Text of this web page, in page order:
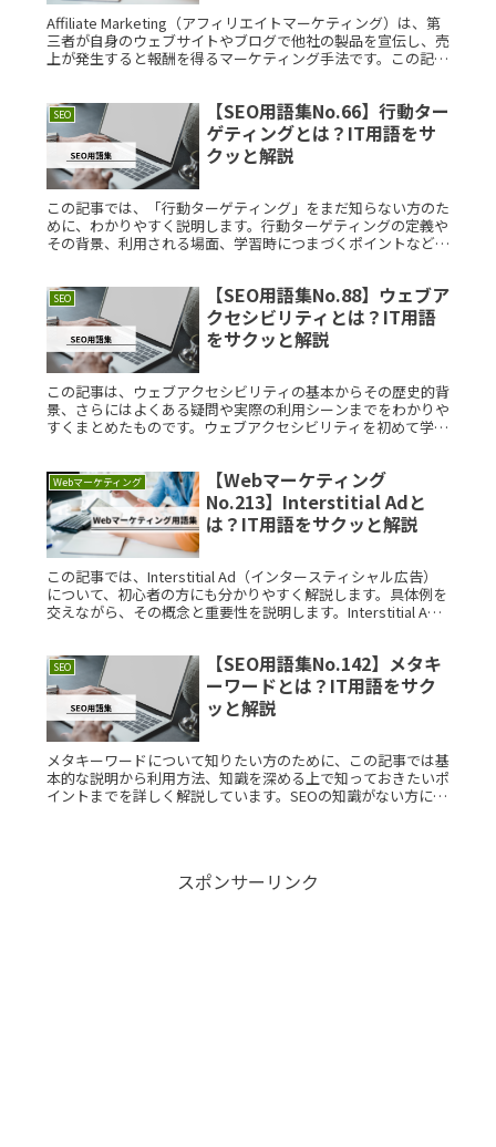
語をサクッと解説
Affiliate Marketing（アフィリエイトマーケティング）は、第
三者が自身のウェブサイトやブログで他社の製品を宣伝し、売
上が発生すると報酬を得るマーケティング手法です。この記事
SEO
【SEO用語集No.66】行動ター
ゲティングとは？IT用語をサ
クッと解説
この記事では、「行動ターゲティング」をまだ知らない方のた
めに、わかりやすく説明します。行動ターゲティングの定義や
その背景、利用される場面、学習時につまづくポイントなど、
SEO
【SEO用語集No.88】ウェブア
クセシビリティとは？IT用語
をサクッと解説
この記事は、ウェブアクセシビリティの基本からその歴史的背
景、さらにはよくある疑問や実際の利用シーンまでをわかりや
すくまとめたものです。ウェブアクセシビリティを初めて学ぶ
Webマーケティング
【Webマーケティング
No.213】Interstitial Adと
は？IT用語をサクッと解説
この記事では、Interstitial Ad（インタースティシャル広告）
について、初心者の方にも分かりやすく解説します。具体例を
交えながら、その概念と重要性を説明します。Interstitial Ad
SEO
【SEO用語集No.142】メタキ
ーワードとは？IT用語をサク
ッと解説
メタキーワードについて知りたい方のために、この記事では基
本的な説明から利用方法、知識を深める上で知っておきたいポ
イントまでを詳しく解説しています。SEOの知識がない方にも
スポンサーリンク